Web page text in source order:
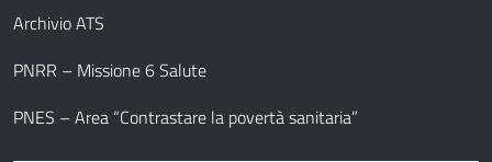
Archivio ATS
PNRR – Missione 6 Salute
PNES – Area “Contrastare la povertà sanitaria”